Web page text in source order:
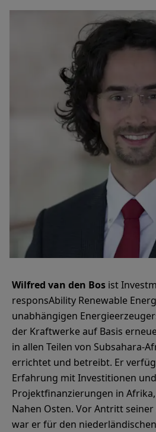
Wilfred van den Bos ist
responsAbility Renewable
unabhängigen
der Kraftwerke auf Basis
in allen Teilen von Subsahara-
errichtet und betreibt. Er
Erfahrung mit Investitionen und
Projektfinanzierungen in
Nahen Osten. Vor Antritt
war er für den niederländischen